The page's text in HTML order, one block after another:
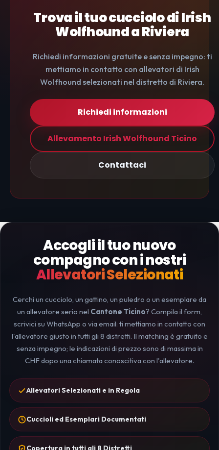
Trova il tuo cucciolo di Irish
Wolfhound a Riviera
Richiedi informazioni gratuite e senza impegno: ti
mettiamo in contatto con allevatori di Irish
Wolfhound selezionati nel distretto di Riviera.
Richiedi informazioni
Allevamento Irish Wolfhound Ticino
Contattaci
Accogli il tuo nuovo
compagno con i nostri
Allevatori Selezionati
Cerchi un cucciolo, un gattino, un puledro o un esemplare da
un allevatore serio nel Cantone Ticino? Compila il form,
scrivici su WhatsApp o via email: ti mettiamo in contatto con
l'allevatore giusto in tutti gli 8 distretti. Il matching è gratuito e
senza impegno; le indicazioni di prezzo sono di massima in
CHF dopo una chiamata conoscitiva con l'allevatore.
Allevatori Selezionati e in Regola
Cuccioli ed Esemplari Documentati
Copertura in tutti gli 8 Distretti